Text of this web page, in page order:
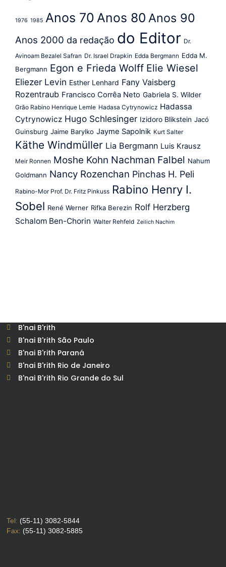
1976 1985 Anos 70 Anos 80 Anos 90
Anos 2000 da redação do Editor Dr.
Avinoam Bezalel Safran Dr. Israel Drapkin Edda Bergmann Edda M.
Bergmann Egon e Frieda Wolff Elie Wiesel
Eliezer Levin Esther Lenhard Fany Vaisberg
Rozentraub Francisco Corrêa Neto Gabriela S. Wilder
Grão Rabino Henrique Lemle Hadasa Cytrynowicz Hadassa
Cytrynowicz Hugo Schlesinger Izidoro Blikstein Jacó
Guinsburg Jaime Barylko Jayme Sapolnik Kurt Salter
Käthe Windmüller Lia Bergmann Luis Krausz
Meir Ronnen Moshe Kohn Nachman Falbel Nahum
Goldmann Nancy Rozenchan Pinchas H. Peli
Rabino-Mor Prof. Dr. Fritz Pinkuss Rabino Henry I.
Sobel René Werner Rifka Berezin Rolf Herzberg
Schalom Ben-Chorin Walter Rehfeld Zeilich Nachim
B'nai B'rith
B'nai B'rith São Paulo
B'nai B'rith Paraná
B'nai B'rith Rio de Janeiro
B'nai B'rith Rio Grande do Sul
Tel: (55-11) 3082-5844
Fax: (55-11) 3082-5885